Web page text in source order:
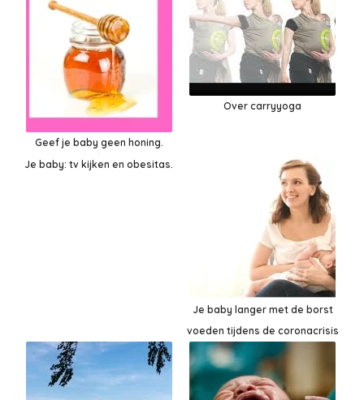
Geef je baby geen honing.
Over carryyoga
Je baby: tv kijken en obesitas.
Je baby langer met de borst
voeden tijdens de coronacrisis